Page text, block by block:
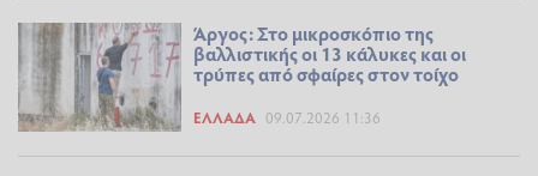
Άργος: Στο μικροσκόπιο της
βαλλιστικής οι 13 κάλυκες και οι
τρύπες από σφαίρες στον τοίχο
ΕΛΛΆΔΑ 09.07.2026 11:36